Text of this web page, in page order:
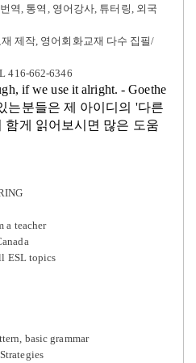
번역 통역 영어강사 튜터링 외국
제작 영어회화교재 다수 집필/
416-662-6346
if we use it alright. - Goethe
는분들은 제 아이디의 '다른
함게 읽어보시면 많은 도움
a teacher
ESL topics
basic grammar